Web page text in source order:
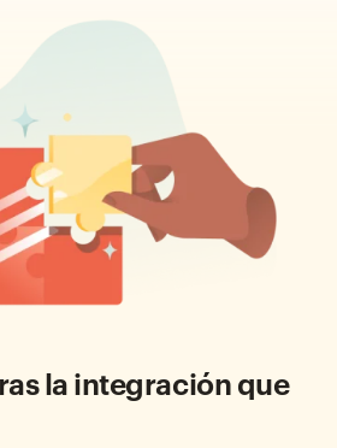
la integración que